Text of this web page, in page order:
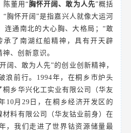
陈董用“胸怀开阔、敢为人先”概括
“胸怀开阔”是指嘉兴人就像大运河
连通南北的大心胸、大格局；“敢
承了南湖红船精神，具有开天辟
、创新意识。
阔、敢为人先”的创业创新精神，
浪前行。 1994年，在桐乡市炉头
乡华兴化工实业有限公司（华友
10月29日，在桐乡经济开发区的
材料有限公司（华友钴业前身）在
，我们走进了世界钴资源储量最